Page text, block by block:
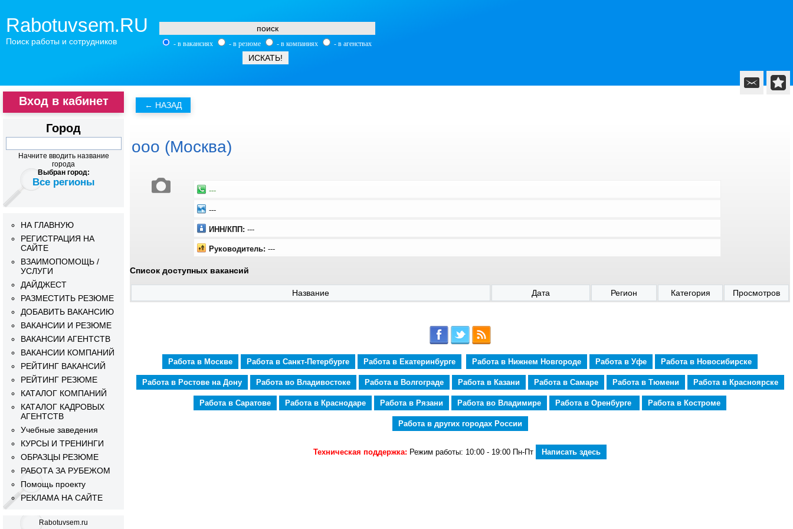
Rabotuvsem.RU
Поиск работы и сотрудников - в вакансиях - в резюме - в компаниях - в агенствах
ооо (Москва)
---
---
ИНН/КПП: ---
Руководитель: ---
Список доступных вакансий
Название Дата Регион Категория Просмотров
Работа в Москве Работа в Санкт-Петербурге Работа в Екатеринбурге Работа в Нижнем Новгороде Работа в Уфе Работа в Новосибирске
Работа в Ростове на Дону Работа во Владивостоке Работа в Волгограде Работа в Казани Работа в Самаре Работа в Тюмени Работа в Красноярске
Работа в Саратове Работа в Краснодаре Работа в Рязани Работа во Владимире Работа в Оренбурге Работа в Костроме
Работа в других городах России
Техническая поддержка: Режим работы: 10:00 - 19:00 Пн-Пт Написать здесь
Вход в кабинет
Город
Начните вводить название
города
Выбран город:
Все регионы
НА ГЛАВНУЮ
РЕГИСТРАЦИЯ НА
САЙТЕ
ВЗАИМОПОМОЩЬ /
УСЛУГИ
ДАЙДЖЕСТ
РАЗМЕСТИТЬ РЕЗЮМЕ
ДОБАВИТЬ ВАКАНСИЮ
ВАКАНСИИ И РЕЗЮМЕ
ВАКАНСИИ АГЕНТСТВ
ВАКАНСИИ КОМПАНИЙ
РЕЙТИНГ ВАКАНСИЙ
РЕЙТИНГ РЕЗЮМЕ
КАТАЛОГ КОМПАНИЙ
КАТАЛОГ КАДРОВЫХ
АГЕНТСТВ
Учебные заведения
КУРСЫ И ТРЕНИНГИ
ОБРАЗЦЫ РЕЗЮМЕ
РАБОТА ЗА РУБЕЖОМ
Помощь проекту
РЕКЛАМА НА САЙТЕ
Rabotuvsem.ru